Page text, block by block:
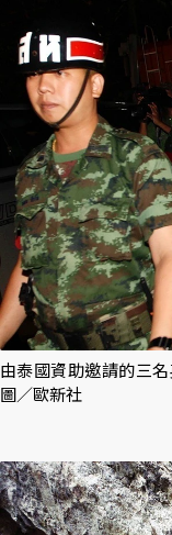
由泰國資助邀請的三
圖／歐新社